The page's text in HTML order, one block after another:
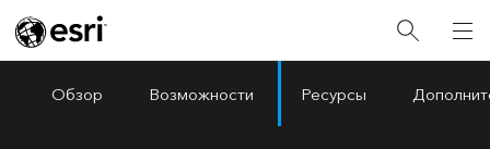
ArcGIS Pro
Обзор Возможности Ресурсы